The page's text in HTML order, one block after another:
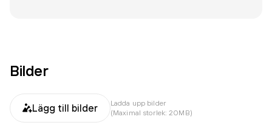
Bilder
Lägg till bilder
Ladda upp bilder
(Maximal storlek: 20MB)